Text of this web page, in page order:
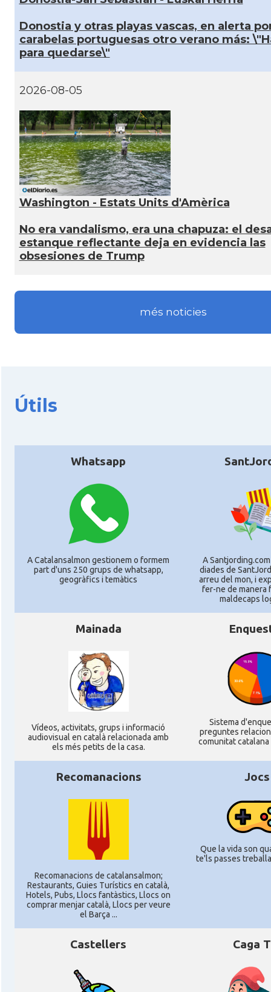
Donostia y otras playas vascas, en alerta
carabelas portuguesas otro verano más:
para quedarse\"
2026-08-05
Washington - Estats Units d'Amèrica
No era vandalismo, era una chapuza: el
estanque reflectante deja en evidencia las
obsesiones de Trump
més noticies
Útils
Whatsapp
A Catalansalmon gestionem o formem
part d'uns 250 grups de whatsapp,
geogràfics i temàtics
A
diades de
arreu del mon, i
fer-ne de manera
maldecaps
Mainada
Ví­deos, activitats, grups i informació
audiovisual en català relacionada amb
els més petits de la casa.
Sistema
preguntes
comunitat
Recomanacions
Recomanacions de catalansalmon;
Restaurants, Guies Turístics en català,
Hotels, Pubs, Llocs fantàstics, Llocs on
comprar menjar català, Llocs per veure
el Barça ...
Jocs
Que la vida son
te'ls passes
Castellers Caga